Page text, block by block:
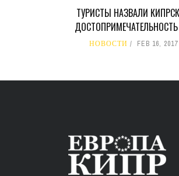
ТУРИСТЫ НАЗВАЛИ
НОВОСТИ FEB 16, 2017